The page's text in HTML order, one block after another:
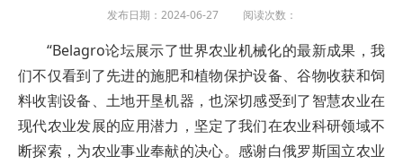
发布日期：2024-06-27 阅读次数：
“Belagro论坛展示了世界农业机械化的最新成果，我
们不仅看到了先进的施肥和植物保护设备、谷物收获和饲
料收割设备、土地开垦机器，也深切感受到了智慧农业在
现代农业发展的应用潜力，坚定了我们在农业科研领域不
断探索，为农业事业奉献的决心。感谢白俄罗斯国立农业